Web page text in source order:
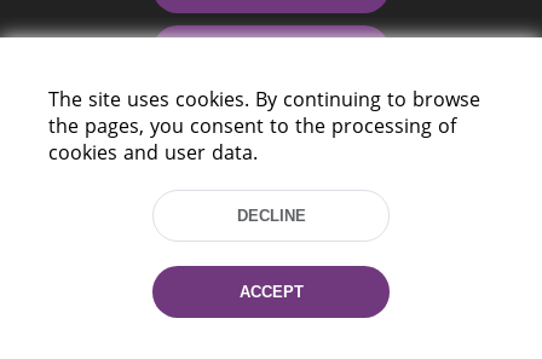
220114, Niezaležnasci Ave. 116, Minsk,
The site uses cookies. By continuing to browse
the pages, you consent to the processing of
cookies and user data.
DECLINE
ACCEPT